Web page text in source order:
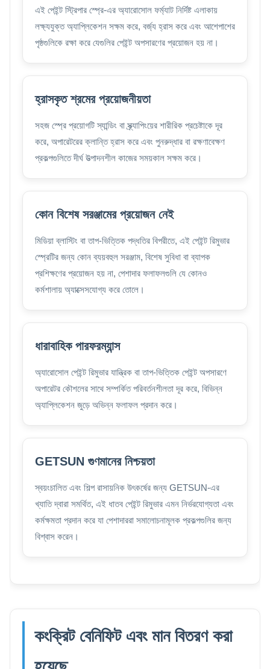
এই পেইন্ট স্ট্রিপার স্প্রে-এর অ্যারোসোল ফর্ম্যাট নির্দিষ্ট এলাকায়
লক্ষ্যযুক্ত অ্যাপ্লিকেশন সক্ষম করে, বর্জ্য হ্রাস করে এবং আশেপাশের
পৃষ্ঠগুলিকে রক্ষা করে যেগুলির পেইন্ট অপসারণের প্রয়োজন হয় না।
হ্রাসকৃত শ্রমের প্রয়োজনীয়তা
সহজ স্প্রে প্রয়োগটি স্যান্ডিং বা স্ক্র্যাপিংয়ের শারীরিক প্রচেষ্টাকে দূর
করে, অপারেটরের ক্লান্তি হ্রাস করে এবং পুনরুদ্ধার বা রক্ষণাবেক্ষণ
প্রকল্পগুলিতে দীর্ঘ উত্পাদনশীল কাজের সময়কাল সক্ষম করে।
কোন বিশেষ সরঞ্জামের প্রয়োজন নেই
মিডিয়া ব্লাস্টিং বা তাপ-ভিত্তিক পদ্ধতির বিপরীতে, এই পেইন্ট রিমুভার
স্প্রেটির জন্য কোন ব্যয়বহুল সরঞ্জাম, বিশেষ সুবিধা বা ব্যাপক
প্রশিক্ষণের প্রয়োজন হয় না, পেশাদার ফলাফলগুলি যে কোনও
কর্মশালায় অ্যাক্সেসযোগ্য করে তোলে।
ধারাবাহিক পারফরম্যান্স
অ্যারোসোল পেইন্ট রিমুভার যান্ত্রিক বা তাপ-ভিত্তিক পেইন্ট অপসারণে
অপারেটর কৌশলের সাথে সম্পর্কিত পরিবর্তনশীলতা দূর করে, বিভিন্ন
অ্যাপ্লিকেশন জুড়ে অভিন্ন ফলাফল প্রদান করে।
GETSUN গুণমানের নিশ্চয়তা
স্বয়ংচালিত এবং শিল্প রাসায়নিক উৎকর্ষের জন্য GETSUN-এর
খ্যাতি দ্বারা সমর্থিত, এই ধাতব পেইন্ট রিমুভার এমন নির্ভরযোগ্যতা এবং
কর্মক্ষমতা প্রদান করে যা পেশাদাররা সমালোচনামূলক প্রকল্পগুলির জন্য
বিশ্বাস করেন।
কংক্রিট বেনিফিট এবং মান বিতরণ করা